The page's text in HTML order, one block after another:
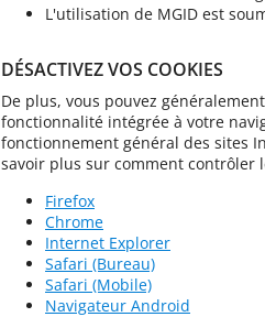
L'utilisation de MGID est
DÉSACTIVEZ VOS COOKIES
De plus, vous pouvez
fonctionnalité intégrée à votre
fonctionnement général des sites
savoir plus sur comment contrôler
Firefox
Chrome
Internet Explorer
Safari (Bureau)
Safari (Mobile)
Navigateur Android